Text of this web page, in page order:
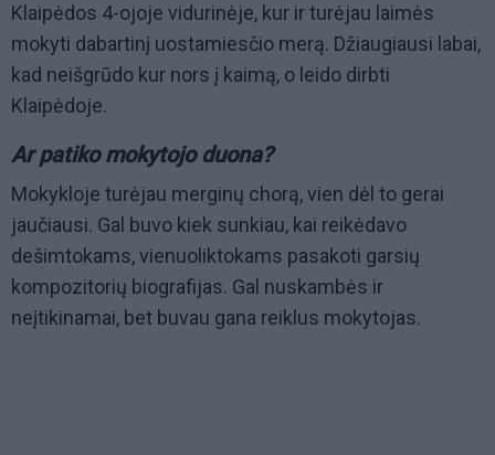
Klaipėdos 4-ojoje vidurinėje, kur ir turėjau laimės
mokyti dabartinį uostamiesčio merą. Džiaugiausi labai,
kad neišgrūdo kur nors į kaimą, o leido dirbti
Klaipėdoje.
Ar patiko mokytojo duona?
Mokykloje turėjau merginų chorą, vien dėl to gerai
jaučiausi. Gal buvo kiek sunkiau, kai reikėdavo
dešimtokams, vienuoliktokams pasakoti garsių
kompozitorių biografijas. Gal nuskambės ir
neįtikinamai, bet buvau gana reiklus mokytojas.